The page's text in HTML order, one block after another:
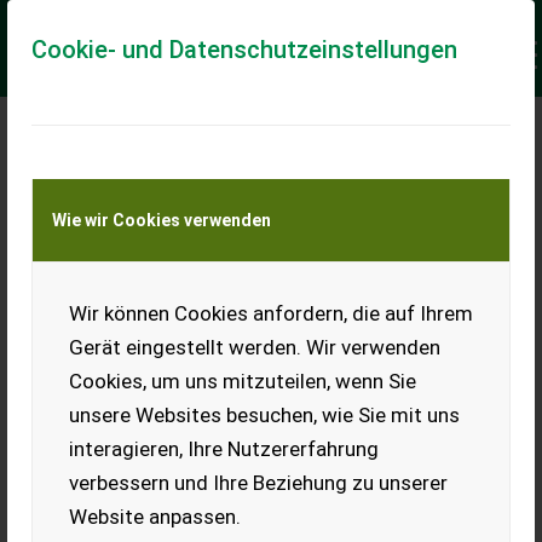
Cookie- und Datenschutzeinstellungen
Wie wir Cookies verwenden
Wir können Cookies anfordern, die auf Ihrem
Gerät eingestellt werden. Wir verwenden
Cookies, um uns mitzuteilen, wenn Sie
unsere Websites besuchen, wie Sie mit uns
interagieren, Ihre Nutzererfahrung
verbessern und Ihre Beziehung zu unserer
Website anpassen.
Meine Transportkostenanfrage
Transport von Land- und Baumaschinen –
KEINE Tiertransporte
Ladeort
Ort